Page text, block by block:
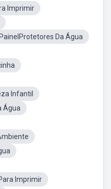
Imprimir
PainelProtetores Da Água
Infantil
Água
Imprimir